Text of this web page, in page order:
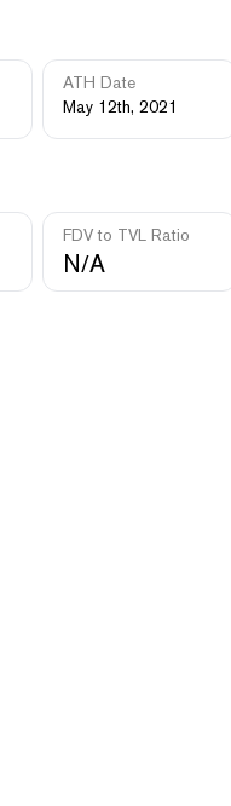
ATH Date
May 12th, 2021
FDV to TVL Ratio
N/A